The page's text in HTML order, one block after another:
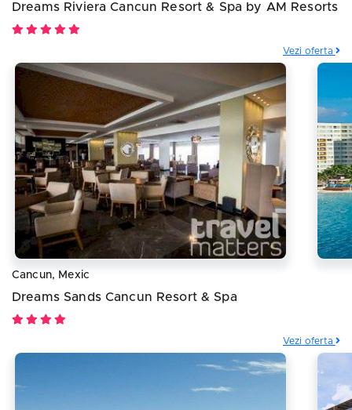
Dreams Riviera Cancun Resort & Spa by AM Resorts
Vezi oferta
Cancun, Mexic
Dreams Sands Cancun Resort & Spa
Vezi oferta